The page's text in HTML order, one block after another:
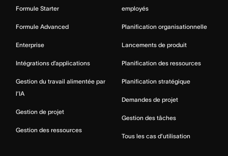
Formule Starter
Formule Advanced
Enterprise
Intégrations d’applications
Gestion du travail alimentée par
l’IA
Gestion de projet
Gestion des ressources
employés
Planification organisationnelle
Lancements de produit
Planification des ressources
Planification stratégique
Demandes de projet
Gestion des tâches
Tous les cas d’utilisation